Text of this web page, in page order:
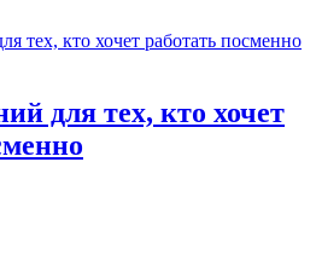
для тех, кто хочет